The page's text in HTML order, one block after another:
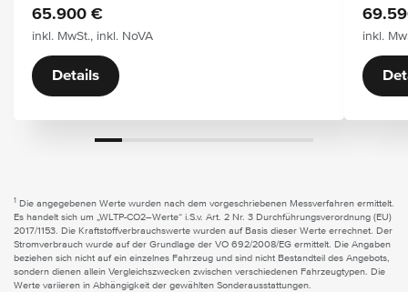
65.900 €
inkl. MwSt., inkl. NoVA
Details
inkl.
1
Die angegebenen Werte wurden nach dem vorgeschriebenen Messverfahren ermittelt.
Es handelt sich um „WLTP-CO2–Werte“ i.S.v. Art. 2 Nr. 3 Durchführungsverordnung (EU)
2017/1153. Die Kraftstoffverbrauchswerte wurden auf Basis dieser Werte errechnet. Der
Stromverbrauch wurde auf der Grundlage der VO 692/2008/EG ermittelt. Die Angaben
beziehen sich nicht auf ein einzelnes Fahrzeug und sind nicht Bestandteil des Angebots,
sondern dienen allein Vergleichszwecken zwischen verschiedenen Fahrzeugtypen. Die
Werte variieren in Abhängigkeit der gewählten Sonderausstattungen.